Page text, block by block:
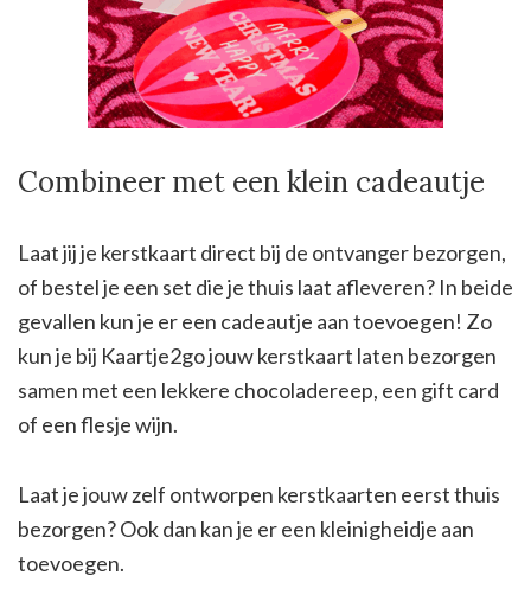
Combineer met een klein cadeautje
Laat jij je kerstkaart direct bij de ontvanger bezorgen,
of bestel je een set die je thuis laat afleveren? In beide
gevallen kun je er een cadeautje aan toevoegen! Zo
kun je bij Kaartje2go jouw kerstkaart laten bezorgen
samen met een lekkere chocoladereep, een gift card
of een flesje wijn.
Laat je jouw zelf ontworpen kerstkaarten eerst thuis
bezorgen? Ook dan kan je er een kleinigheidje aan
toevoegen.